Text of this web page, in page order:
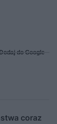
Dodaj do Google
coraz